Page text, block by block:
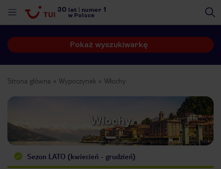
30 lat numer 1
w Polsce
Pokaż wyszukiwarkę
Strona główna Wypoczynek Włochy
Włochy
Sezon LATO (kwiecień - grudzień)